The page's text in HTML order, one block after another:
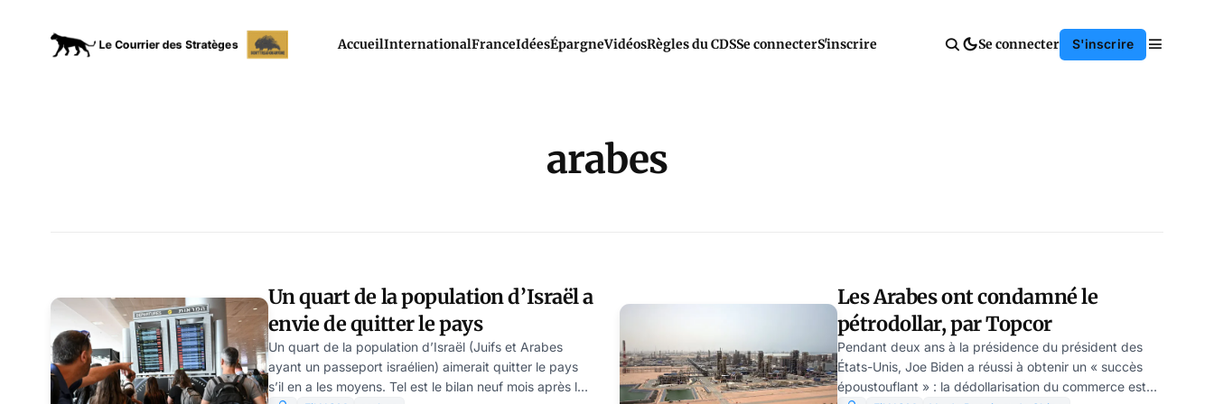
AccueilInternationalFranceIdéesÉpargneVidéosRègles du CDSSe connecterS'inscrire Se connecter S'inscrire
arabes
Un quart de la population d’Israël a
envie de quitter le pays
Un quart de la population d’Israël (Juifs et Arabes
ayant un passeport israélien) aimerait quitter le pays
s’il en a les moyens. Tel est le bilan neuf mois après le
Les Arabes ont condamné le
pétrodollar, par Topcor
Pendant deux ans à la présidence du président des
États-Unis, Joe Biden a réussi à obtenir un « succès
époustouflant » : la dédollarisation du commerce est